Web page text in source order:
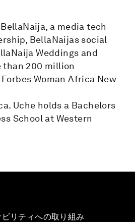
a media tech
BellaNaijas social
Weddings and
than 200 million
Woman Africa New
Uche holds a Bachelors
School at Western
リティへの取り組み